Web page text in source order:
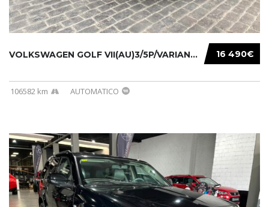
16 490€
VOLKSWAGEN GOLF VII(AU)3/5P/VARIANT(12-16 20...
106582 km AUTOMATICO